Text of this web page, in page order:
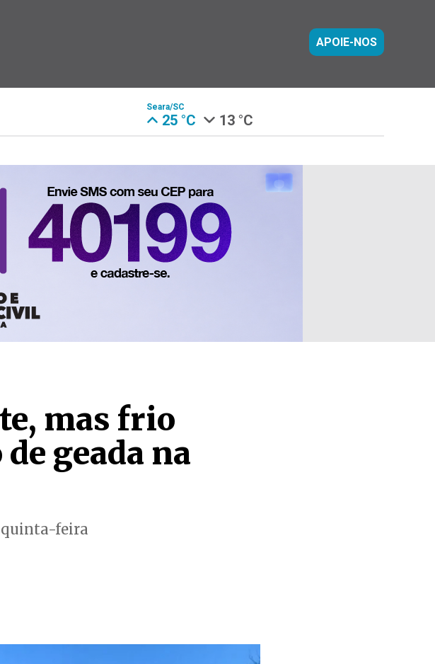
APOIE-NOS
Seara/SC
25 °C 13 °C
mas frio
geada na
quinta-feira